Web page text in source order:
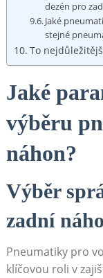
dezén pro
Jaké‌
stejné
To
Jaké⁢
výběru
náhon?
Výběr
zadní
Pneumatiky pro
klíčovou ‌roli v⁣